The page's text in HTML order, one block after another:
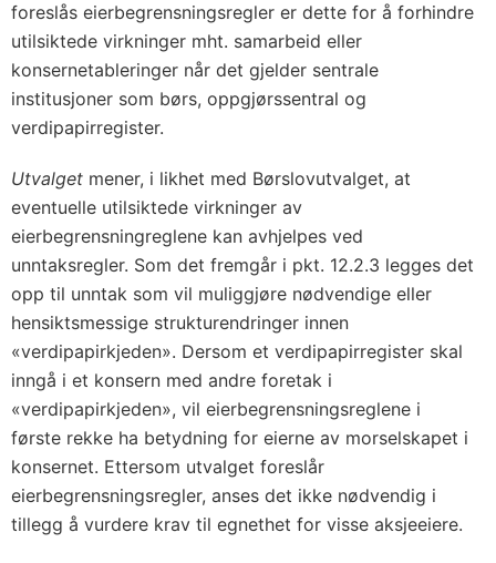
foreslås eierbegrensningsregler er dette for å forhindre
utilsiktede virkninger mht. samarbeid eller
konsernetableringer når det gjelder sentrale
institusjoner som børs, oppgjørssentral og
verdipapirregister.
Utvalget mener, i likhet med Børslovutvalget, at
eventuelle utilsiktede virkninger av
eierbegrensningreglene kan avhjelpes ved
unntaksregler. Som det fremgår i pkt. 12.2.3 legges det
opp til unntak som vil muliggjøre nødvendige eller
hensiktsmessige strukturendringer innen
«verdipapirkjeden». Dersom et verdipapirregister skal
inngå i et konsern med andre foretak i
«verdipapirkjeden», vil eierbegrensningsreglene i
første rekke ha betydning for eierne av morselskapet i
konsernet. Ettersom utvalget foreslår
eierbegrensningsregler, anses det ikke nødvendig i
tillegg å vurdere krav til egnethet for visse aksjeeiere.